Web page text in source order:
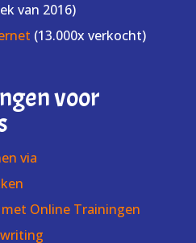
van 2016)
(13.000x verkocht)
voor
via
Online Trainingen